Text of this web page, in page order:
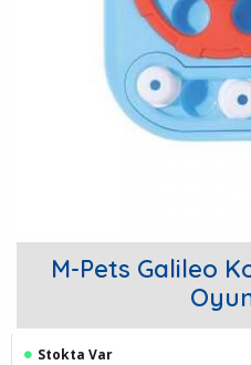
M-Pets Galileo
Stokta Var